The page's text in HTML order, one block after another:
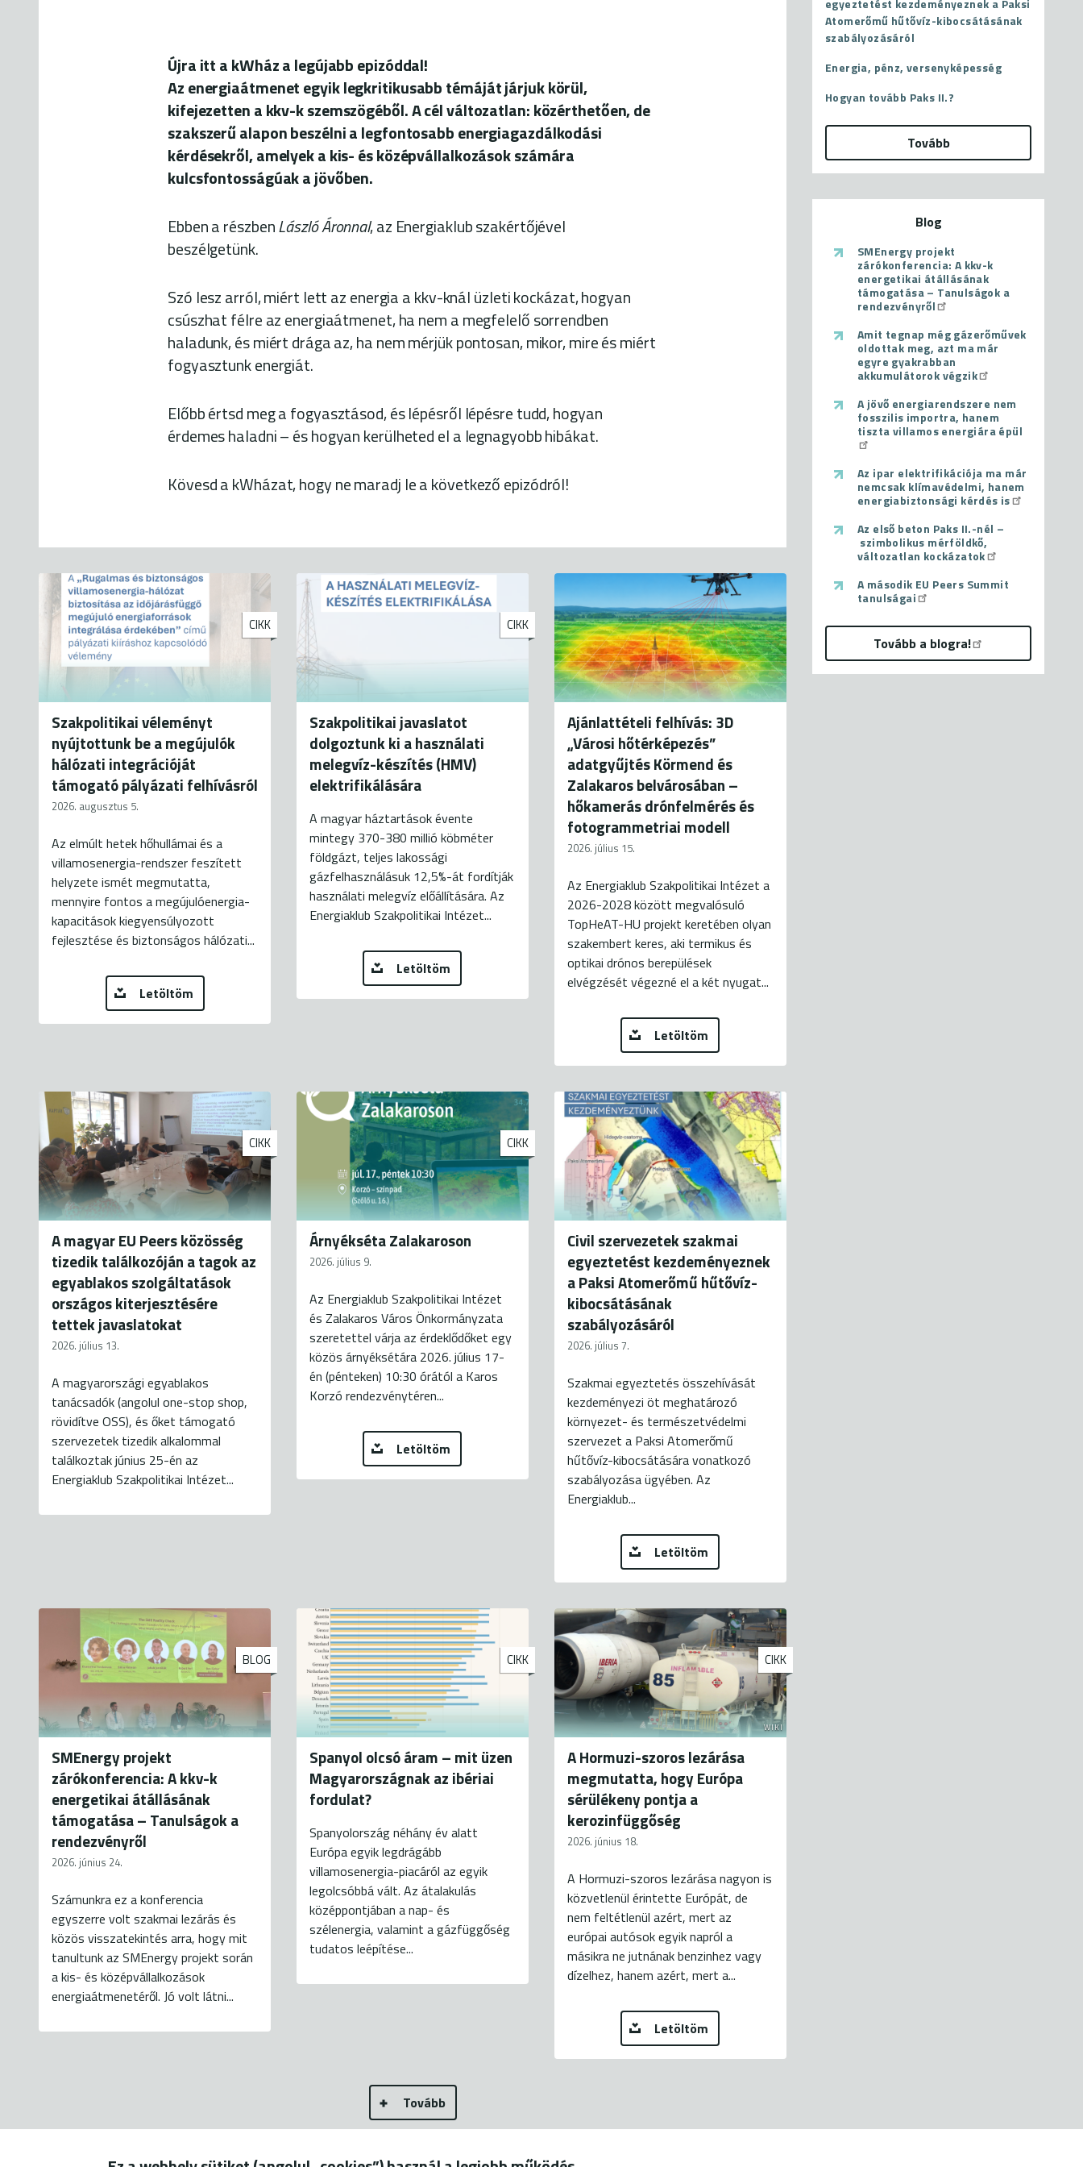
Újra itt a kWház a legújabb epizóddal!
Azenergiaátmenetegyik legkritikusabb témáját járjuk körül,
kifejezettena kkv-kszemszögéből. A cél változatlan: közérthetően, de
szakszerű alapon beszélni a legfontosabb energiagazdálkodási
kérdésekről, amelyek a kis- és középvállalkozások számára
kulcsfontosságúak a jövőben.
Ebben a részbenLászló Áronnal, az Energiaklub szakértőjével
beszélgetünk.
Szó lesz arról, miért lett az energia a kkv-knál üzleti kockázat, hogyan
csúszhat félre az energiaátmenet, ha nem a megfelelő sorrendben
haladunk, és miért drága az, ha nem mérjük pontosan, mikor, mire és miért
fogyasztunk energiát.
Előbb értsd meg a fogyasztásod, és lépésről lépésre tudd, hogyan
érdemes haladni – és hogyan kerülheted el a legnagyobb hibákat.
Kövesd a kWházat, hogy ne maradj le a következő epizódról!
CIKK
Szakpolitikai véleményt
nyújtottunk be a megújulók
hálózati integrációját
támogató pályázati felhívásról
2026. augusztus 5.
Az elmúlt hetek hőhullámai és a
villamosenergia-rendszer feszített
helyzete ismét megmutatta,
mennyire fontos a megújulóenergia-
kapacitások kiegyensúlyozott
fejlesztése és biztonságos hálózati...
Letöltöm
CIKK
Szakpolitikai javaslatot
dolgoztunk ki a használati
melegvíz-készítés (HMV)
elektrifikálására
A magyar háztartások évente
mintegy 370-380 millió köbméter
földgázt, teljes lakossági
gázfelhasználásuk 12,5%-át fordítják
használati melegvíz előállítására. Az
Energiaklub Szakpolitikai Intézet...
Letöltöm
Ajánlattételi felhívás: 3D
„Városi hőtérképezés”
adatgyűjtés Körmend és
Zalakaros belvárosában –
hőkamerás drónfelmérés és
fotogrammetriai modell
2026. július 15.
Az Energiaklub Szakpolitikai Intézet a
2026-2028 között megvalósuló
TopHeAT-HU projekt keretében olyan
szakembert keres, aki termikus és
optikai drónos berepülések
elvégzését végezné el a két nyugat...
Letöltöm
CIKK
A magyar EU Peers közösség
tizedik találkozóján a tagok az
egyablakos szolgáltatások
országos kiterjesztésére
tettek javaslatokat
2026. július 13.
A magyarországi egyablakos
tanácsadók (angolul one-stop shop,
rövidítve OSS), és őket támogató
szervezetek tizedik alkalommal
találkoztak június 25-én az
Energiaklub Szakpolitikai Intézet...
CIKK
Árnyékséta Zalakaroson
2026. július 9.
Az Energiaklub Szakpolitikai Intézet
és Zalakaros Város Önkormányzata
szeretettel várja az érdeklődőket egy
közös árnyéksétára 2026. július 17-
én (pénteken) 10:30 órától a Karos
Korzó rendezvénytéren...
Letöltöm
Civil szervezetek szakmai
egyeztetést kezdeményeznek
a Paksi Atomerőmű hűtővíz-
kibocsátásának
szabályozásáról
2026. július 7.
Szakmai egyeztetés összehívását
kezdeményezi öt meghatározó
környezet- és természetvédelmi
szervezet a Paksi Atomerőmű
hűtővíz-kibocsátására vonatkozó
szabályozása ügyében. Az
Energiaklub...
Letöltöm
BLOG
SMEnergy projekt
zárókonferencia: A kkv-k
energetikai átállásának
támogatása – Tanulságok a
rendezvényről
2026. június 24.
Számunkra ez a konferencia
egyszerre volt szakmai lezárás és
közös visszatekintés arra, hogy mit
tanultunk az SMEnergy projekt során
a kis- és középvállalkozások
energiaátmenetéről. Jó volt látni...
CIKK
Spanyol olcsó áram – mit üzen
Magyarországnak az ibériai
fordulat?
Spanyolország néhány év alatt
Európa egyik legdrágább
villamosenergia-piacáról az egyik
legolcsóbbá vált. Az átalakulás
középpontjában a nap- és
szélenergia, valamint a gázfüggőség
tudatos leépítése...
WIKI
CIKK
A Hormuzi-szoros lezárása
megmutatta, hogy Európa
sérülékeny pontja a
kerozinfüggőség
2026. június 18.
A Hormuzi-szoros lezárása nagyon is
közvetlenül érintette Európát, de
nem feltétlenül azért, mert az
európai autósok egyik napról a
másikra ne jutnának benzinhez vagy
dízelhez, hanem azért, mert a...
Letöltöm
Tovább
egyeztetést kezdeményeznek a Paksi
Atomerőmű hűtővíz-kibocsátásának
szabályozásáról
Energia, pénz, versenyképesség
Hogyan tovább Paks II.?
Tovább
Blog
SMEnergy projekt
zárókonferencia: A kkv-k
energetikai átállásának
támogatása – Tanulságok a
rendezvényről
Amit tegnap még gázerőművek
oldottak meg, azt ma már
egyre gyakrabban
akkumulátorok végzik
A jövő energiarendszere nem
fosszilis importra, hanem
tiszta villamos energiára épül
Az ipar elektrifikációja ma már
nemcsak klímavédelmi, hanem
energiabiztonsági kérdés is
Az első beton Paks II.-nél –
szimbolikus mérföldkő,
változatlan kockázatok
A második EU Peers Summit
tanulságai
Tovább a blogra!